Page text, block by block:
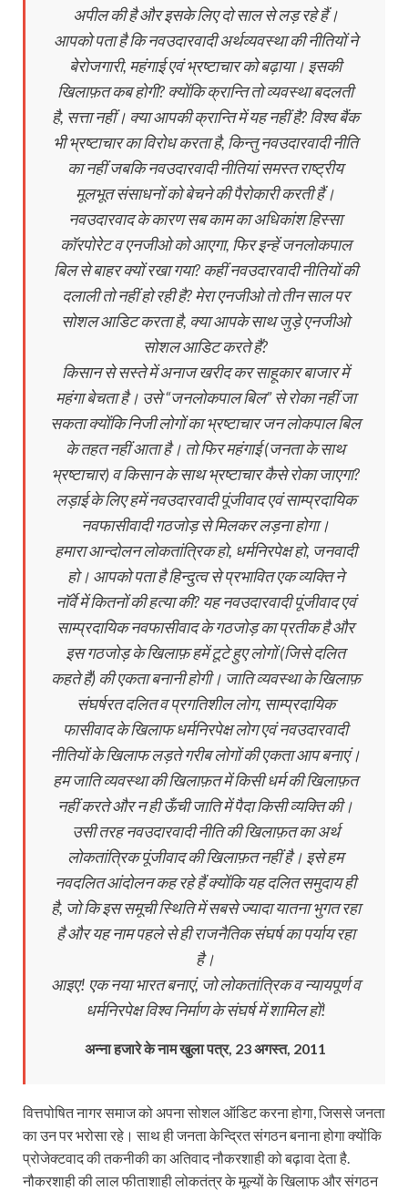
अपील की है और इसके लिए दो साल से लड़ रहे हैं।
आपको पता है कि नवउदारवादी अर्थव्यवस्था की नीतियों ने
बेरोजगारी, महंगाई एवं भ्रष्टाचार को बढ़ाया। इसकी
खिलाफ़त कब होगी? क्योंकि क्रान्ति तो व्यवस्था बदलती
है, सत्ता नहीं। क्या आपकी क्रान्ति में यह नहीं है? विश्व बैंक
भी भ्रष्टाचार का विरोध करता है, किन्तु नवउदारवादी नीति
का नहीं जबकि नवउदारवादी नीतियां समस्त राष्ट्रीय
मूलभूत संसाधनों को बेचने की पैरोकारी करती हैं।
नवउदारवाद के कारण सब काम का अधिकांश हिस्सा
कॉरपोरेट व एनजीओ को आएगा, फिर इन्हें जनलोकपाल
बिल से बाहर क्यों रखा गया? कहीं नवउदारवादी नीतियों की
दलाली तो नहीं हो रही है? मेरा एनजीओ तो तीन साल पर
सोशल आडिट करता है, क्या आपके साथ जुड़े एनजीओ
सोशल आडिट करते हैं?
किसान से सस्ते में अनाज खरीद कर साहूकार बाजार में
महंगा बेचता है। उसे “जनलोकपाल बिल” से रोका नहीं जा
सकता क्योंकि निजी लोगों का भ्रष्टाचार जन लोकपाल बिल
के तहत नहीं आता है। तो फिर महंगाई (जनता के साथ
भ्रष्टाचार) व किसान के साथ भ्रष्टाचार कैसे रोका जाएगा?
लड़ाई के लिए हमें नवउदारवादी पूंजीवाद एवं साम्प्रदायिक
नवफासीवादी गठजोड़ से मिलकर लड़ना होगा।
हमारा आन्दोलन लोकतांत्रिक हो, धर्मनिरपेक्ष हो, जनवादी
हो। आपको पता है हिन्दुत्व से प्रभावित एक व्यक्ति ने
नॉर्वे में कितनों की हत्या की? यह नवउदारवादी पूंजीवाद एवं
साम्प्रदायिक नवफासीवाद के गठजोड़ का प्रतीक है और
इस गठजोड़ के खिलाफ़ हमें टूटे हुए लोगों (जिसे दलित
कहते हैं) की एकता बनानी होगी। जाति व्यवस्था के खिलाफ़
संघर्षरत दलित व प्रगतिशील लोग, साम्प्रदायिक
फासीवाद के खिलाफ धर्मनिरपेक्ष लोग एवं नवउदारवादी
नीतियों के खिलाफ लड़ते गरीब लोगों की एकता आप बनाएं।
हम जाति व्यवस्था की खिलाफ़त में किसी धर्म की खिलाफ़त
नहीं करते और न ही ऊँची जाति में पैदा किसी व्यक्ति की।
उसी तरह नवउदारवादी नीति की खिलाफ़त का अर्थ
लोकतांत्रिक पूंजीवाद की खिलाफ़त नहीं है। इसे हम
नवदलित आंदोलन कह रहे हैं क्योंकि यह दलित समुदाय ही
है, जो कि इस समूची स्थिति में सबसे ज्यादा यातना भुगत रहा
है और यह नाम पहले से ही राजनैतिक संघर्ष का पर्याय रहा
है।
आइए! एक नया भारत बनाएं, जो लोकतांत्रिक व न्यायपूर्ण व
धर्मनिरपेक्ष विश्व निर्माण के संघर्ष में शामिल हों!
अन्ना हजारे के नाम खुला पत्र, 23 अगस्त, 2011
वित्तपोषित नागर समाज को अपना सोशल ऑडिट करना होगा, जिससे जनता
का उन पर भरोसा रहे। साथ ही जनता केन्द्रित संगठन बनाना होगा क्योंकि
प्रोजेक्टवाद की तकनीकी का अतिवाद नौकरशाही को बढ़ावा देता है.
नौकरशाही की लाल फीताशाही लोकतंत्र के मूल्यों के खिलाफ और संगठन